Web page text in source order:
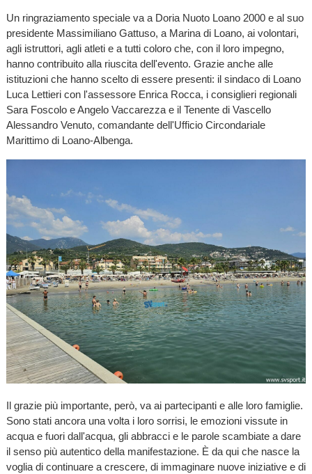
Un ringraziamento speciale va a Doria Nuoto Loano 2000 e al suo
presidente Massimiliano Gattuso, a Marina di Loano, ai volontari,
agli istruttori, agli atleti e a tutti coloro che, con il loro impegno,
hanno contribuito alla riuscita dell'evento. Grazie anche alle
istituzioni che hanno scelto di essere presenti: il sindaco di Loano
Luca Lettieri con l'assessore Enrica Rocca, i consiglieri regionali
Sara Foscolo e Angelo Vaccarezza e il Tenente di Vascello
Alessandro Venuto, comandante dell'Ufficio Circondariale
Marittimo di Loano-Albenga.
Il grazie più importante, però, va ai partecipanti e alle loro famiglie.
Sono stati ancora una volta i loro sorrisi, le emozioni vissute in
acqua e fuori dall'acqua, gli abbracci e le parole scambiate a dare
il senso più autentico della manifestazione. È da qui che nasce la
voglia di continuare a crescere, di immaginare nuove iniziative e di